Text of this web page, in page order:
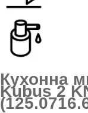
Кухонна
Kubus 2